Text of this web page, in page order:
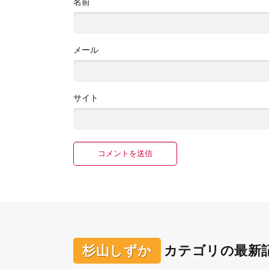
メール
サイト
杉山しずか カテゴリの最新